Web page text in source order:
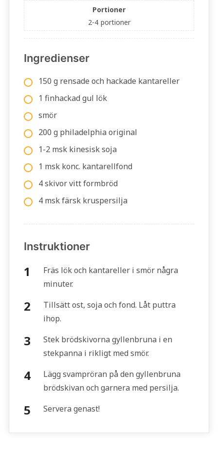
Portioner
2-4 portioner
Ingredienser
150 g rensade och hackade kantareller
1 finhackad gul lök
smör
200 g philadelphia original
1-2 msk kinesisk soja
1 msk konc. kantarellfond
4 skivor vitt formbröd
4 msk färsk kruspersilja
Instruktioner
Fräs lök och kantareller i smör några
minuter.
Tillsätt ost, soja och fond. Låt puttra
ihop.
Stek brödskivorna gyllenbruna i en
stekpanna i rikligt med smör.
Lägg svampröran på den gyllenbruna
brödskivan och garnera med persilja.
Servera genast!